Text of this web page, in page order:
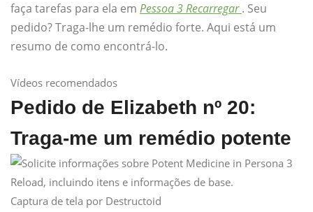
faça tarefas para ela em Pessoa 3 Recarregar . Seu
pedido? Traga-lhe um remédio forte. Aqui está um
resumo de como encontrá-lo.
Vídeos recomendados
Pedido de Elizabeth nº 20:
Traga-me um remédio potente
Captura de tela por Destructoid